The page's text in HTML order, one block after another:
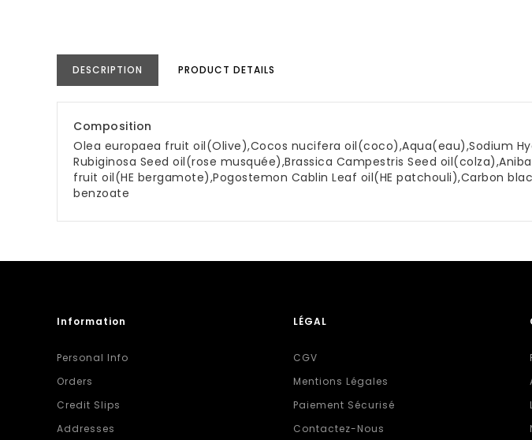
DESCRIPTION PRODUCT DETAILS
Composition
Olea europaea fruit oil(Olive),Cocos nucifera oil(coco),Aqua(eau),Sodium
Rubiginosa Seed oil(rose musquée),Brassica Campestris Seed
fruit oil(HE bergamote),Pogostemon Cablin Leaf oil(HE patchouli),Carbon
benzoate
Information
Personal Info
Orders
Credit Slips
Addresses
LÉGAL
CGV
Mentions Légales
Paiement Sécurisé
Contactez-Nous